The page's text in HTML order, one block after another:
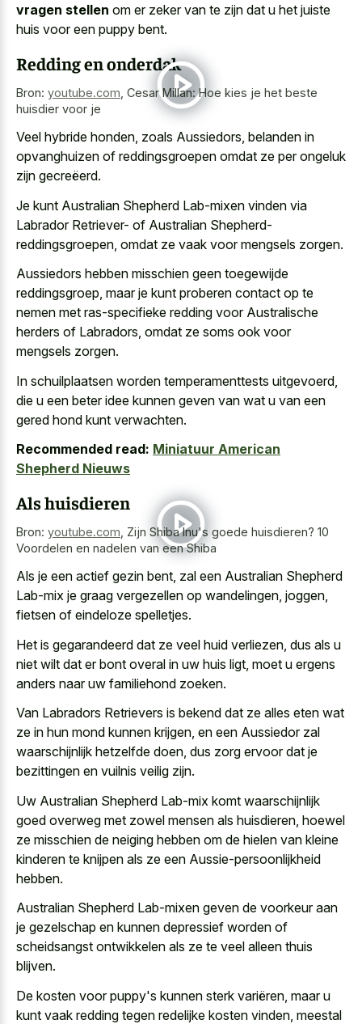
vragen stellen om er zeker van te zijn dat u het juiste
huis voor een puppy bent.
Redding en onderdak
Bron: youtube.com Cesar Millan: Hoe kies je het beste
huisdier voor je
Veel hybride honden, zoals Aussiedors, belanden in
opvanghuizen of reddingsgroepen omdat ze per ongeluk
zijn gecreëerd.
Je kunt Australian Shepherd Lab-mixen vinden via
Labrador Retriever- of Australian Shepherd-
reddingsgroepen, omdat ze vaak voor mengsels zorgen.
Aussiedors hebben misschien geen toegewijde
reddingsgroep, maar je kunt proberen contact op te
nemen met ras-specifieke redding voor Australische
herders of Labradors, omdat ze soms ook voor
mengsels zorgen.
In schuilplaatsen worden temperamenttests uitgevoerd,
die u een beter idee kunnen geven van wat u van een
gered hond kunt verwachten.
Recommended read: Miniatuur American
Shepherd Nieuws
Als huisdieren
Bron: youtube.com Zijn Shiba Inu's goede huisdieren? 10
Voordelen en nadelen van een Shiba
Als je een actief gezin bent, zal een Australian Shepherd
Lab-mix je graag vergezellen op wandelingen, joggen,
fietsen of eindeloze spelletjes.
Het is gegarandeerd dat ze veel huid verliezen, dus als u
niet wilt dat erbont overal in uw huis ligt , moet u ergens
anders naar uw familiehond zoeken.
Van Labradors Retrievers is bekend dat ze alles eten wat
ze in hun mond kunnen krijgen, en een Aussiedor zal
waarschijnlijk hetzelfde doen, dus zorg ervoor dat je
bezittingen en vuilnis veilig zijn.
Uw Australian Shepherd Lab-mix komt waarschijnlijk
goed overweg met zowel mensen als huisdieren, hoewel
ze misschien de neiging hebben om de hielen van kleine
kinderen te knijpen als ze een Aussie-persoonlijkheid
hebben.
Australian Shepherd Lab-mixen geven de voorkeur aan
je gezelschap en kunnen depressief worden of
scheidsangst ontwikkelen als ze te veel alleen thuis
blijven.
De kosten voor puppy's kunnen sterk variëren, maar u
kunt vaak redding tegen redelijke kosten vinden, meestal